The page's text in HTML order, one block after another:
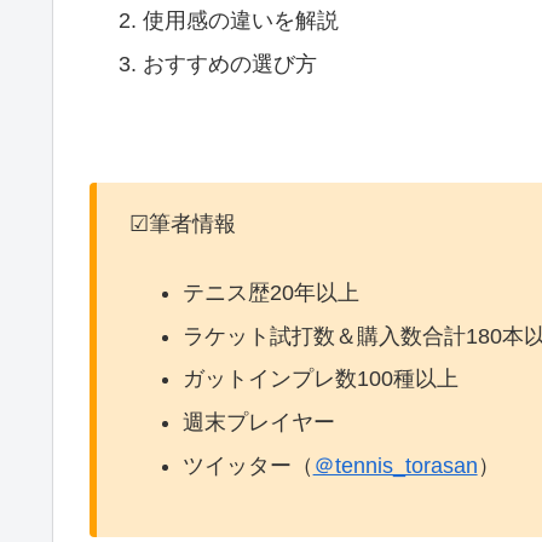
使用感の違いを解説
おすすめの選び方
☑筆者情報
テニス歴20年以上
ラケット試打数＆購入数合計180本
ガットインプレ数100種以上
週末プレイヤー
ツイッター（ ＠tennis_torasan ）